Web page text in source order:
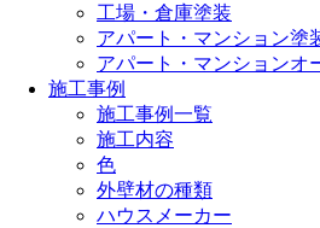
工場・倉庫塗装
アパート・マンション塗
アパート・マンションオ
施工事例
施工事例一覧
施工内容
色
外壁材の種類
ハウスメーカー